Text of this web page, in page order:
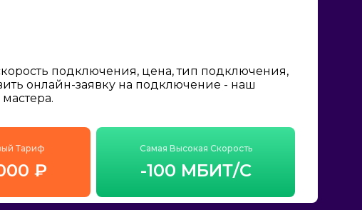
подключения, цена, тип подключения,
онлайн-заявку на подключение - наш
Тариф
₽
Самая Высокая Скорость
-100 МБИТ/С